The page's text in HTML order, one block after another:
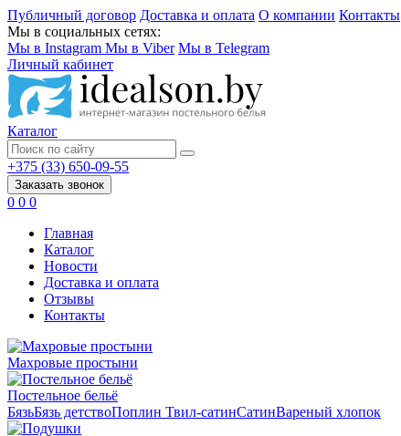
Публичный договор Доставка и оплата О компании Контакты
Мы в социальных сетях:
Мы в Instagram Мы в Viber Мы в Telegram
Личный кабинет
Каталог
+375 (33) 650-09-55
Заказать звонок
0 0 0
Главная
Каталог
Новости
Доставка и оплата
Отзывы
Контакты
Махровые простыни
Постельное бельё
БязьБязь детствоПоплин Твил-сатинСатинВареный хлопок